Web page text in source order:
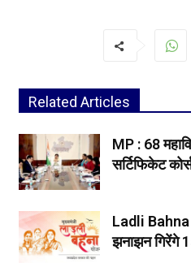
Related Articles
MP : 68
सर्टिफिकेट
Ladli Bahna
झनाझन गिरेंगे